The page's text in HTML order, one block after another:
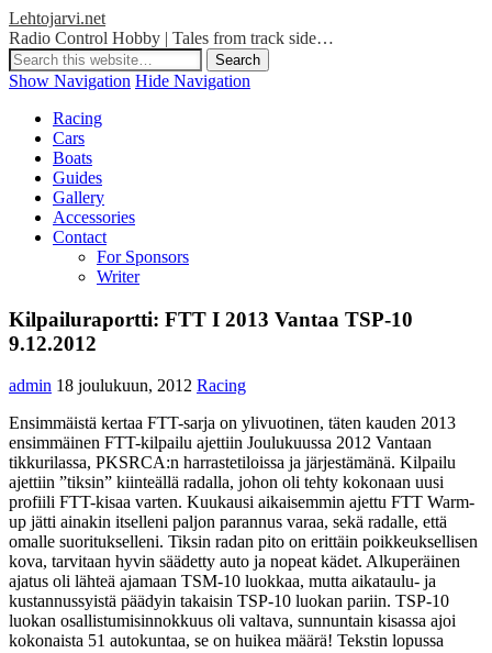
Lehtojarvi.net
Radio Control Hobby | Tales from track side…
Show Navigation Hide Navigation
Racing
Cars
Boats
Guides
Gallery
Accessories
Contact
For Sponsors
Writer
Kilpailuraportti: FTT I 2013 Vantaa TSP-10
9.12.2012
admin 18 joulukuun, 2012 Racing
Ensimmäistä kertaa FTT-sarja on ylivuotinen, täten kauden 2013
ensimmäinen FTT-kilpailu ajettiin Joulukuussa 2012 Vantaan
tikkurilassa, PKSRCA:n harrastetiloissa ja järjestämänä. Kilpailu
ajettiin ”tiksin” kiinteällä radalla, johon oli tehty kokonaan uusi
profiili FTT-kisaa varten. Kuukausi aikaisemmin ajettu FTT Warm-
up jätti ainakin itselleni paljon parannus varaa, sekä radalle, että
omalle suoritukselleni. Tiksin radan pito on erittäin poikkeuksellisen
kova, tarvitaan hyvin säädetty auto ja nopeat kädet. Alkuperäinen
ajatus oli lähteä ajamaan TSM-10 luokkaa, mutta aikataulu- ja
kustannussyistä päädyin takaisin TSP-10 luokan pariin. TSP-10
luokan osallistumisinnokkuus oli valtava, sunnuntain kisassa ajoi
kokonaista 51 autokuntaa, se on huikea määrä! Tekstin lopussa